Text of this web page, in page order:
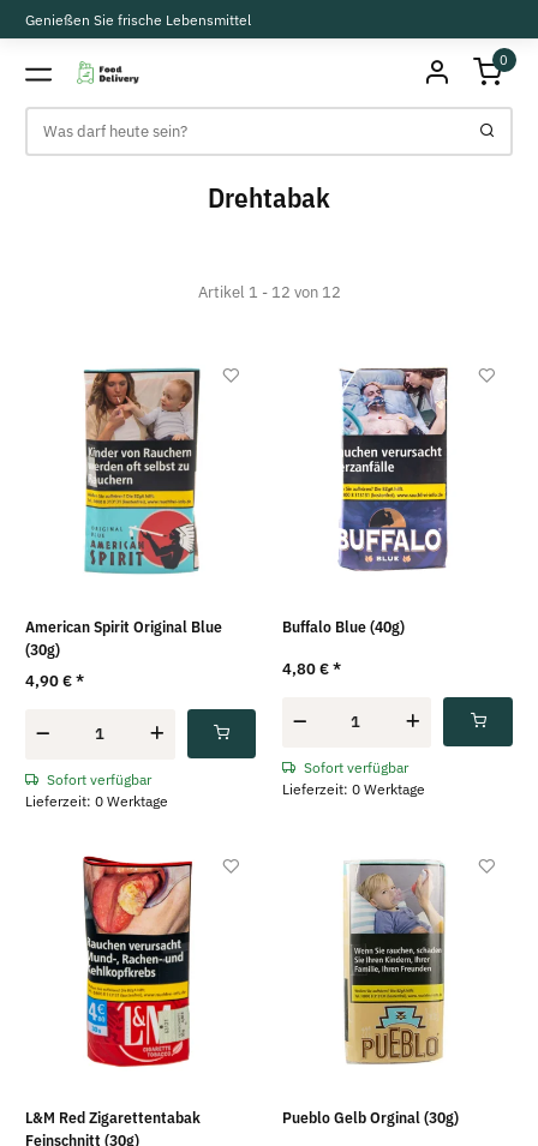
Genießen Sie frische Lebensmittel
0
Drehtabak
Artikel 1 - 12 von 12
American Spirit Original Blue
(30g)
4,90 €*
Sofort verfügbar
Lieferzeit: 0 Werktage
Buffalo Blue (40g)
4,80 €*
Sofort verfügbar
Lieferzeit: 0 Werktage
L&M Red Zigarettentabak
Feinschnitt (30g)
Pueblo Gelb Orginal (30g)